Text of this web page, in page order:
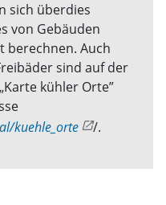
sich überdies
von Gebäuden
berechnen. Auch
sind auf der
kühler Orte”
kuehle_orte
/.